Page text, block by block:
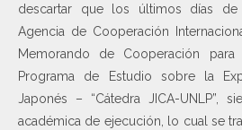
descartar que los últimos días
Agencia de Cooperación
Memorando de Cooperación
Programa de Estudio sobre la
Japonés – “Cátedra JICA-UNLP”,
académica de ejecución, lo cual se